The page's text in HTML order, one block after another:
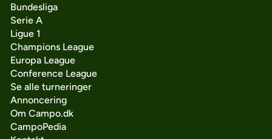
Bundesliga
Serie A
Ligue 1
Champions League
Europa League
Conference League
Se alle turneringer
Annoncering
Om Campo.dk
CampoPedia